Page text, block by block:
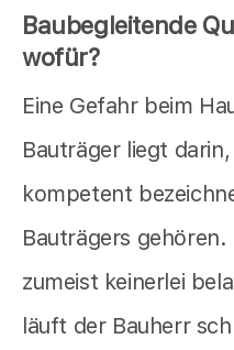
Baubegleitende
wofür?
Eine Gefahr beim
Bauträger liegt
kompetent
Bauträgers
zumeist keinerlei
läuft der Bauherr